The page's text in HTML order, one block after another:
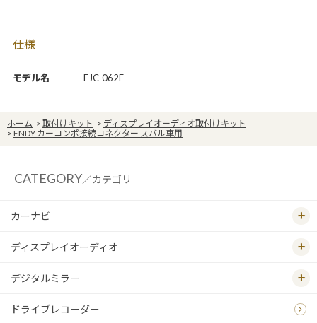
モデル名 EJC-062F
仕様
ホーム > 取付けキット > ディスプレイオーディオ取付けキット
> ENDY カーコンポ接続コネクター スバル車用
CATEGORY／カテゴリ
カーナビ
ディスプレイオーディオ
デジタルミラー
ドライブレコーダー